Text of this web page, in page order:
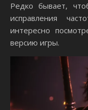
Редко бывает,
исправления
интересно
версию игры.